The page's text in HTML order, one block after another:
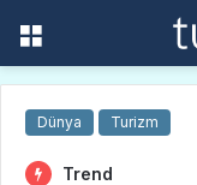
Dünya Turizm
Trend